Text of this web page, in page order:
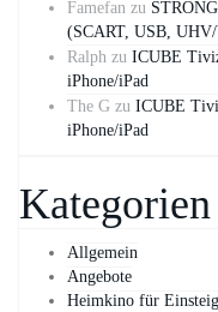
Famefan zu
(SCART, USB,
Ralph zu ICUBE
iPhone/iPad
The G zu ICUBE
iPhone/iPad
Kategorien
Allgemein
Angebote
Heimkino für